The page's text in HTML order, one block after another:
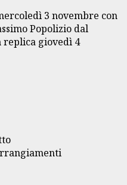
3 novembre con
Popolizio dal
replica giovedì 4